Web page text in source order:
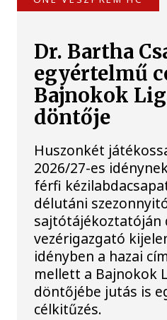
Dr. Bartha
egyértelmű
Bajnokok
döntője
Huszonkét
2026/27-es
férfi
délutáni
sajtótájékoztatóján
vezérigazgató
idényben a hazai
mellett a Bajnokok
döntőjébe jutás is
célkitűzés.